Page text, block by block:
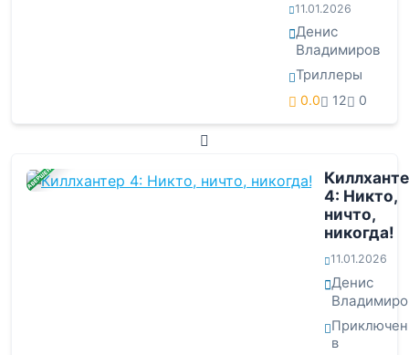
11.01.2026
Денис
Владимиров
Триллеры
0.0 12 0
ЗАВЕРШЕНА
4: Никто,
ничто,
никогда!
11.01.2026
Денис
в